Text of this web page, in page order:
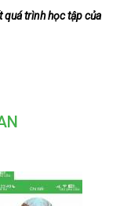
trình học tập của